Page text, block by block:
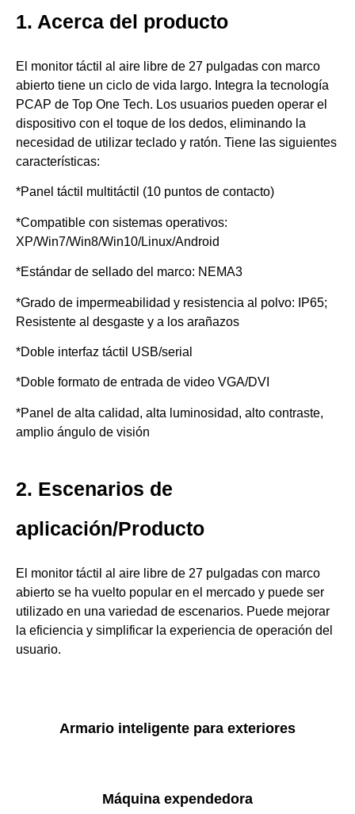
1. Acerca del producto
El monitor táctil al aire libre de 27 pulgadas con marco
abierto tiene un ciclo de vida largo. Integra la tecnología
PCAP de Top One Tech. Los usuarios pueden operar el
dispositivo con el toque de los dedos, eliminando la
necesidad de utilizar teclado y ratón. Tiene las siguientes
características:
*Panel táctil multitáctil (10 puntos de contacto)
*Compatible con sistemas operativos:
XP/Win7/Win8/Win10/Linux/Android
*Estándar de sellado del marco: NEMA3
*Grado de impermeabilidad y resistencia al polvo: IP65;
Resistente al desgaste y a los arañazos
*Doble interfaz táctil USB/serial
*Doble formato de entrada de video VGA/DVI
*Panel de alta calidad, alta luminosidad, alto contraste,
amplio ángulo de visión
2. Escenarios de
aplicación/Producto
El monitor táctil al aire libre de 27 pulgadas con marco
abierto se ha vuelto popular en el mercado y puede ser
utilizado en una variedad de escenarios. Puede mejorar
la eficiencia y simplificar la experiencia de operación del
usuario.
Armario inteligente para exteriores
Máquina expendedora